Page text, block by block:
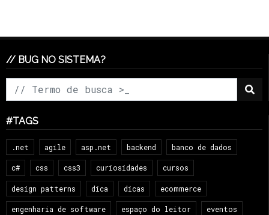
// BUG NO SISTEMA?
#TAGS
.net agile asp.net backend banco de dados
c# css css3 curiosidades cursos
design patterns dica dicas ecommerce
engenharia de software espaço do leitor eventos